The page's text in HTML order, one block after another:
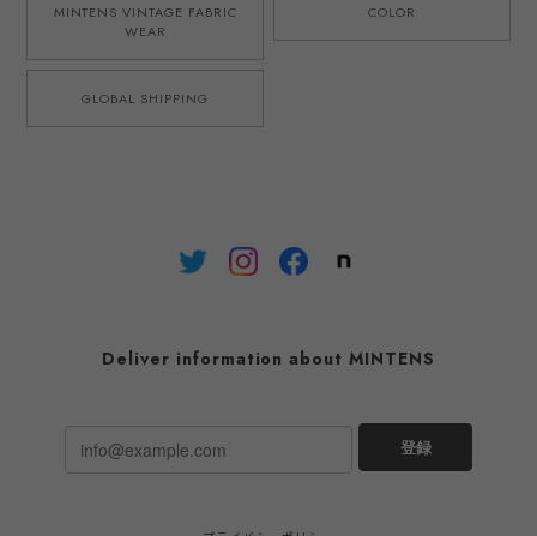
MINTENS VINTAGE FABRIC
WEAR
COLOR
GLOBAL SHIPPING
Deliver information about MINTENS
登録